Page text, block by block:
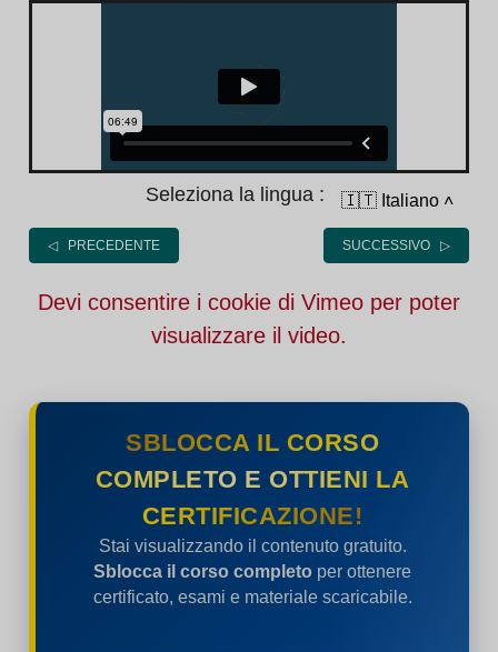
Seleziona la lingua : 🇮🇹 Italiano ˄
◁ PRECEDENTE SUCCESSIVO ▷
Devi consentire i cookie di Vimeo per poter
visualizzare il video.
SBLOCCA IL CORSO
COMPLETO E OTTIENI LA
CERTIFICAZIONE!
Stai visualizzando il contenuto gratuito.
Sblocca il corso completo per ottenere
certificato, esami e materiale scaricabile.